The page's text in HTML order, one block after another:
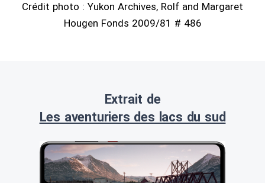
Crédit photo : Yukon Archives, Rolf and Margaret
Hougen Fonds 2009/81 # 486
Extrait de
Les aventuriers des lacs du sud